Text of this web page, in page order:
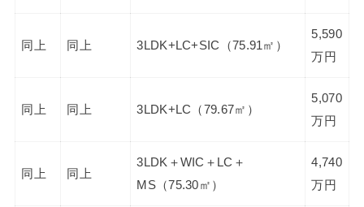
同上 同上 3LDK+LC+SIC（75.91㎡）
5,590
万円
同上 同上 3LDK+LC（79.67㎡）
5,070
万円
同上 同上
3LDK＋WIC＋LC＋
MS（75.30㎡）
4,740
万円